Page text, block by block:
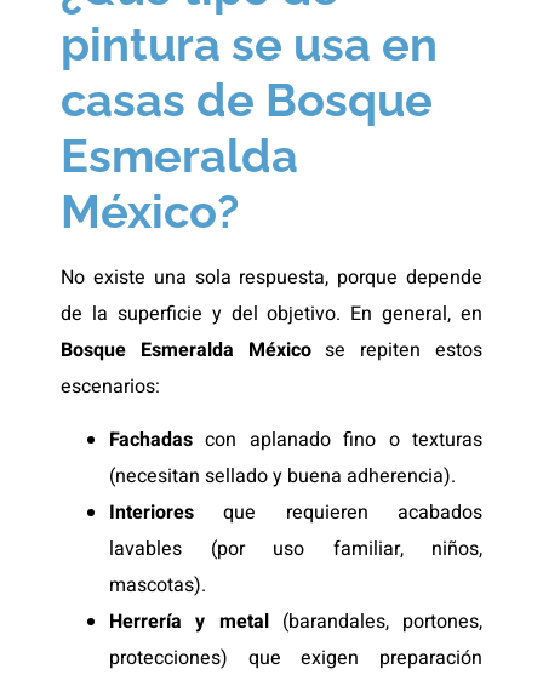
pintura se usa en
casas de Bosque
Esmeralda
México?
No existe una sola respuesta, porque depende
de la superficie y del objetivo. En general, en
Bosque Esmeralda Méxicose repiten estos
escenarios:
Fachadas con aplanado fino o texturas
(necesitan sellado y buena adherencia).
Interiores que requieren acabados
lavables (por uso familiar, niños,
mascotas).
Herrería y metal(barandales, portones,
protecciones) que exigen preparación